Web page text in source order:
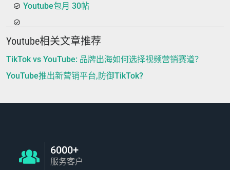
Youtube包月 30帖
Youtube相关文章推荐
TikTok vs YouTube: 品牌出海如何选择视频营销赛道？
YouTube推出新营销平台,防御TikTok?
6000+
服务客户